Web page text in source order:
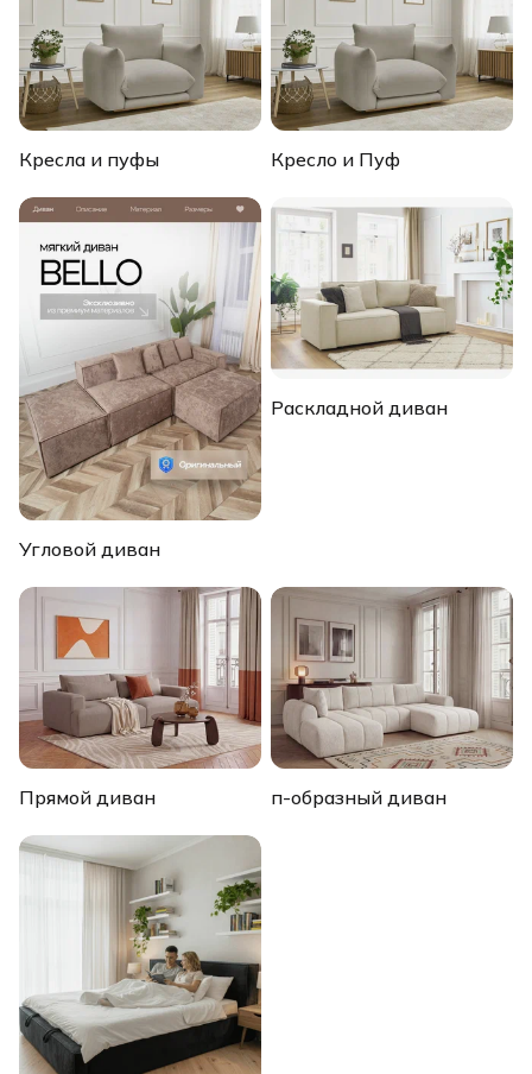
Кресла и пуфы Кресло и Пуф
Угловой диван
Раскладной диван
Прямой диван п-образный диван